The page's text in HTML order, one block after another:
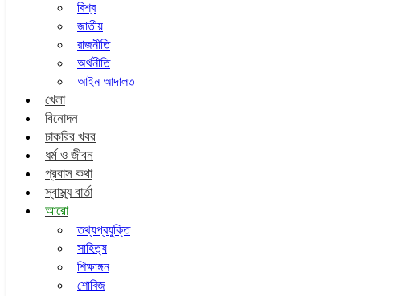
বিশ্ব
জাতীয়
রাজনীতি
অর্থনীতি
আইন আদালত
খেলা
বিনোদন
চাকরির খবর
ধর্ম ও জীবন
প্রবাস কথা
স্বাস্থ্য বার্তা
আরো
তথ্যপ্রযুক্তি
সাহিত্য
শিক্ষাঙ্গন
শোবিজ